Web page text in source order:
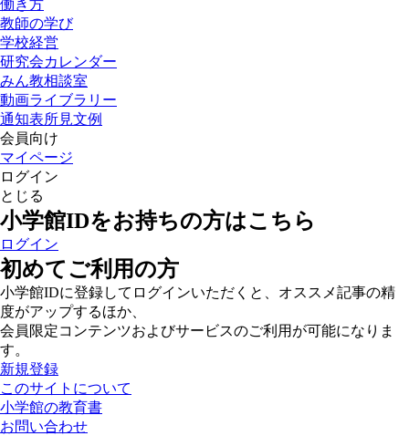
働き方
教師の学び
学校経営
研究会カレンダー
みん教相談室
動画ライブラリー
通知表所見文例
会員向け
マイページ
ログイン
とじる
小学館IDをお持ちの方はこちら
ログイン
初めてご利用の方
小学館IDに登録してログインいただくと、オススメ記事の精
度がアップするほか、
会員限定コンテンツおよびサービスのご利用が可能になりま
す。
新規登録
このサイトについて
小学館の教育書
お問い合わせ